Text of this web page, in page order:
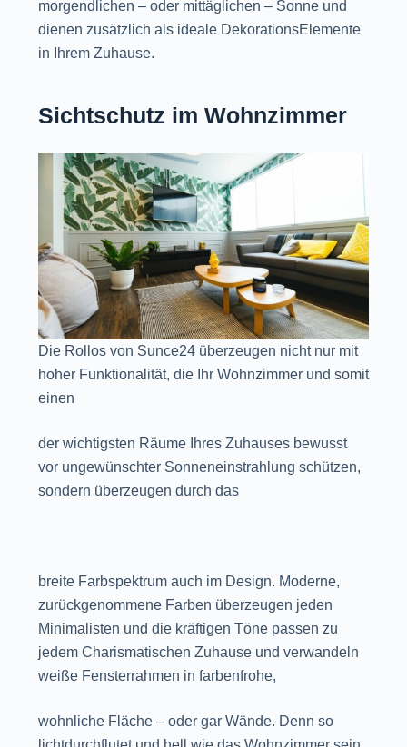
morgendlichen – oder mittäglichen – Sonne und
dienen zusätzlich als ideale DekorationsElemente
in Ihrem Zuhause.
Sichtschutz im Wohnzimmer
Die Rollos von Sunce24 überzeugen nicht nur mit
hoher Funktionalität, die Ihr Wohnzimmer und somit
einen
der wichtigsten Räume Ihres Zuhauses bewusst
vor ungewünschter Sonneneinstrahlung schützen,
sondern überzeugen durch das
breite Farbspektrum auch im Design. Moderne,
zurückgenommene Farben überzeugen jeden
Minimalisten und die kräftigen Töne passen zu
jedem Charismatischen Zuhause und verwandeln
weiße Fensterrahmen in farbenfrohe,
wohnliche Fläche – oder gar Wände. Denn so